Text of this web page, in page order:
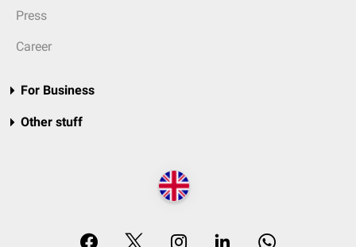
Press
Career
For Business
Other stuff